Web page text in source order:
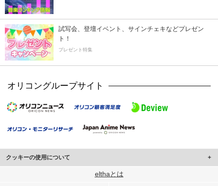
試写会、登壇イベント、サインチェキなどプレゼン
ト！
プレゼント特集
オリコングループサイト
クッキーの使用について
このサイトでは Cookie を使用して、ユーザーに合わせたコンテンツや広告の
elthaとは